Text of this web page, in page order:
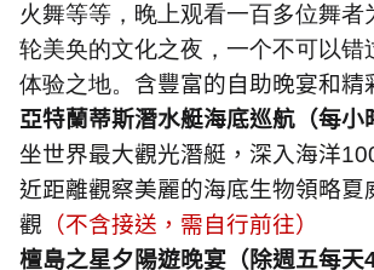
火舞等等，晚上观看一百多位舞者
轮美奂的文化之夜，一个不可以错
体验之地。 含豐富的自助晚宴和精
亞特蘭蒂斯潛水艇海底巡航（每小
坐世界最大觀光潛艇，深入海洋
近距離觀察美麗的海底生物領略夏
觀 （不含接送，需自行前往）
檀島之星夕陽遊晚宴（除週五每天